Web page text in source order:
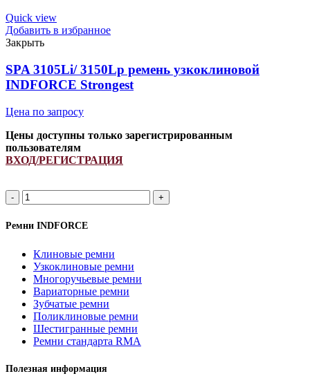
ремень
узкоклиновой
INDFORCE
Strongest
quantity
Quick view
Добавить в избранное
Закрыть
SPA 3105Li/ 3150Lp ремень узкоклиновой
INDFORCE Strongest
Цена по запросу
Цены доступны только зарегистрированным
пользователям
ВХОД/РЕГИСТРАЦИЯ
SPA
3105Li/
3150Lp
ремень
INDFORCE
Strongest
quantity
Ремни INDFORCE
Клиновые ремни
Узкоклиновые ремни
Многоручьевые ремни
Вариаторные ремни
Зубчатые ремни
Поликлиновые ремни
Шестигранные ремни
Ремни стандарта RMA
Полезная информация